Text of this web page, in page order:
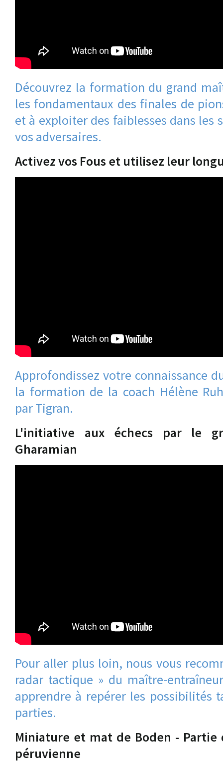
Découvrez la formation du grand
les fondamentaux des finales de
et à exploiter des faiblesses dans les
vos adversaires.
Activez vos Fous et utilisez leur
Approfondissez votre connaissance
la formation de la coach Hélène
par Tigran.
L'initiative aux échecs par le
Gharamian
Pour aller plus loin, nous vous
radar tactique » du maître-
apprendre à repérer les possibilités
parties.
Miniature et mat de Boden -
péruvienne